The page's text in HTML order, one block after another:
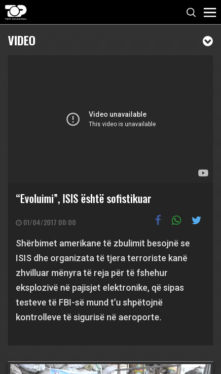
VIDEO
“Evoluimi”, ISIS është sofistikuar
01/04/2017 00:00
Shërbimet amerikane të zbulimit besojnë se
ISIS dhe organizata të tjera terroriste kanë
zhvilluar mënyra të reja për të fshehur
eksplozivë në pajisjet elektronike, që sipas
testeve të FBI-së mund t’u shpëtojnë
kontrolleve të sigurisë në aeroporte.